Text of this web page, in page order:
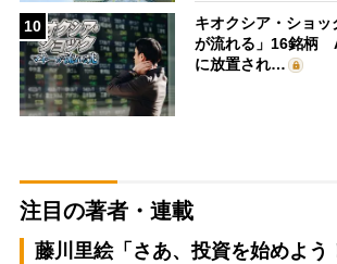
10
キオクシア・ショ
が流れる」16銘柄
に放置され…
注目の著者・連載
藤川里絵「さあ、投資を始めよう